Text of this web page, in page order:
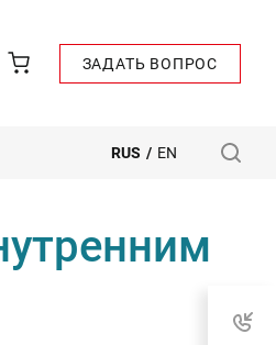
ЗАДАТЬ ВОПРОС
RUS / EN